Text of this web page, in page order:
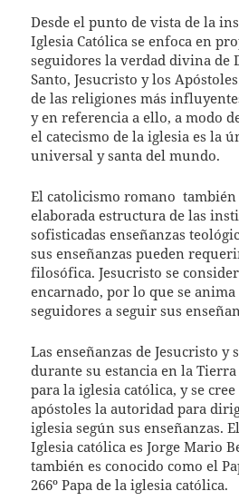
Desde el punto de vista de la
Iglesia Católica se enfoca en
seguidores la verdad divina de
Santo, Jesucristo y los
de las religiones más
y en referencia a ello, a modo
el catecismo de la iglesia es la
universal y santa del mundo.
El catolicismo romano también
elaborada estructura de las
sofisticadas enseñanzas
sus enseñanzas pueden
filosófica. Jesucristo se
encarnado, por lo que se
seguidores a seguir sus
Las enseñanzas de Jesucristo y
durante su estancia en la
para la iglesia católica, y se cree
apóstoles la autoridad para
iglesia según sus enseñanzas.
Iglesia católica es Jorge Mario
también es conocido como el
266º Papa de la iglesia católica.